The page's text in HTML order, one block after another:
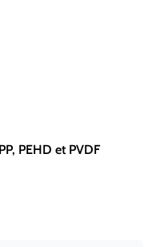
PEHD et PVDF